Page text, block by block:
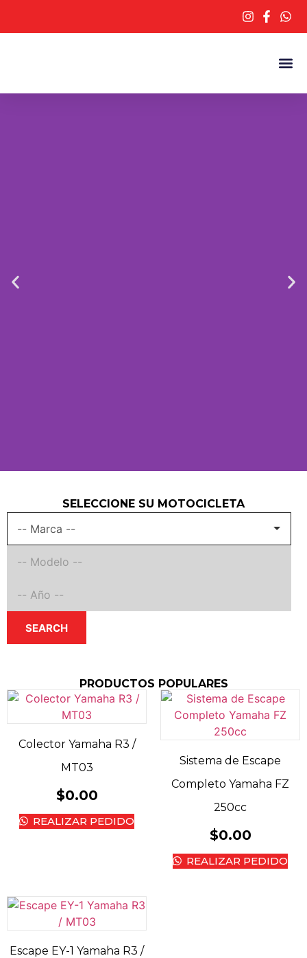
SELECCIONE SU MOTOCICLETA
SEARCH
PRODUCTOS POPULARES
Colector Yamaha R3 /
MT03
$0.00
REALIZAR PEDIDO
Sistema de Escape
Completo Yamaha FZ
250cc
$0.00
REALIZAR PEDIDO
Escape EY-1 Yamaha R3 /